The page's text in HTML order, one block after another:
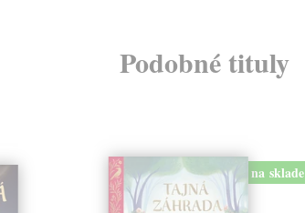
Podobné tituly
na sklade